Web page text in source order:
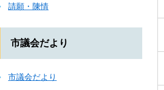
請願・陳情
市議会だより
市議会だより